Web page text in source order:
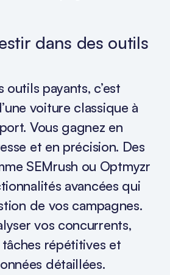
dans des outils
outils payants, c’est
voiture classique à
Vous gagnez en
et en précision. Des
SEMrush ou Optmyzr
avancées qui
de vos campagnes.
vos concurrents,
répétitives et
détaillées.